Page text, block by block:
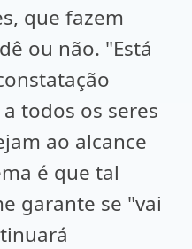
que fazem
ou não. "Está
todos os seres
ao alcance
é que tal
garante se "vai